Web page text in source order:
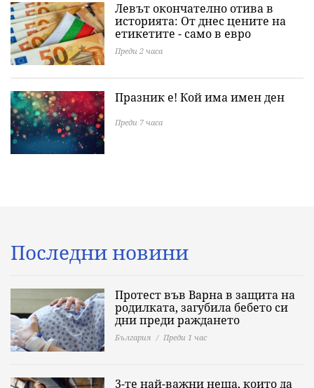
Левът окончателно отива в
историята: Oт днес цените на
етикетите - само в евро
Преди 2 часа
Празник е! Кой има имен ден
Преди 7 часа
Последни новини
Протест във Варна в защита на
родилката, загубила бебето си
дни преди раждането
България Преди 1 час
3-те най-важни неща, които да